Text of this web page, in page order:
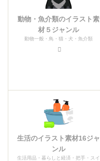
動物・魚介類のイラスト素
材５ジャンル
動物一般・鳥・猫・犬・魚介類
生活のイラスト素材16ジャ
ンル
生活用品・暮らしと経済・把手・スイ